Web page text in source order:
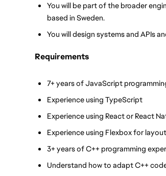
You will be part of the broader
based in Sweden.
You will design systems and APIs
Requirements
7+ years of JavaScript
Experience using TypeScript
Experience using React or React
Experience using Flexbox for layout
3+ years of C++ programming
Understand how to adapt C++